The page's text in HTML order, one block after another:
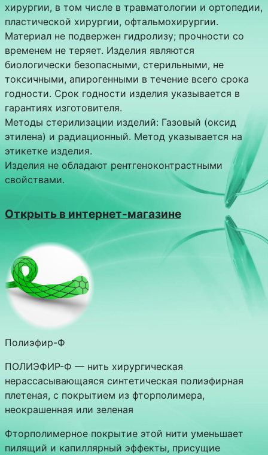
хирургии, в том числе в травматологии и ортопедии,
пластической хирургии, офтальмохирургии.
Материал не подвержен гидролизу; прочности со
временем не теряет. Изделия являются
биологически безопасными, стерильными, не
токсичными, апирогенными в течение всего срока
годности. Срок годности изделия указывается в
гарантиях изготовителя.
Методы стерилизации изделий: Газовый (оксид
этилена) и радиационный. Метод указывается на
этикетке изделия.
Изделия не обладают рентгеноконтрастными
свойствами.
Открыть в интернет-магазине
Полиэфир-Ф
ПОЛИЭФИР-Ф — нить хирургическая
нерассасывающаяся синтетическая полиэфирная
плетеная, с покрытием из фторполимера,
неокрашенная или зеленая
Фторполимерное покрытие этой нити уменьшает
пилящий и капиллярный эффекты, присущие